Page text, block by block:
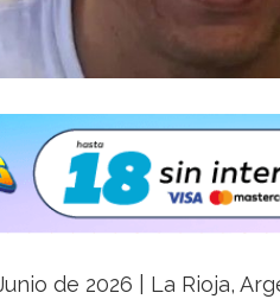
de 2026 | La Rioja,